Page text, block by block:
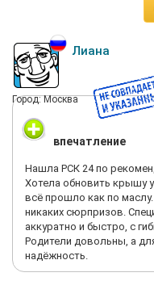
Лиана
Город: Москва
впечатление
Нашла РСК 24 по
Хотела обновить крышу
всё прошло как по
никаких сюрпризов.
аккуратно и быстро, с
Родители довольны, а
надёжность.